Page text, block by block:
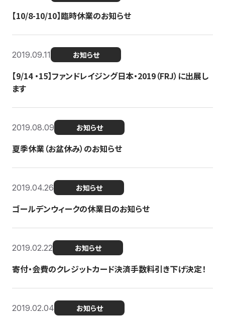
【10/8-10/10】臨時休業のお知らせ
2019.09.11 お知らせ
【9/14 ・15】ファンドレイジング日本・2019（FRJ）に出展し
ます
2019.08.09 お知らせ
夏季休業（お盆休み）のお知らせ
2019.04.26 お知らせ
ゴールデンウィークの休業日のお知らせ
2019.02.22 お知らせ
寄付・会費のクレジットカード決済手数料引き下げ決定！
2019.02.04 お知らせ